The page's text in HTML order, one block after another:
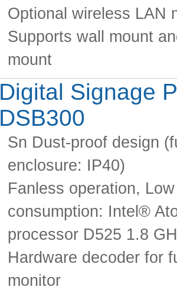
Optional wireless LAN
Supports wall mount
mount
Digital Signage
DSB300
Sn Dust-proof design
enclosure: IP40)
Fanless operation,
consumption: Intel®
processor D525 1.8
Hardware decoder for
monitor